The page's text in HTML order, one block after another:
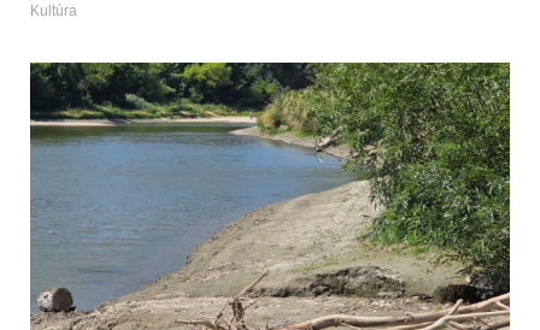
Kultúra